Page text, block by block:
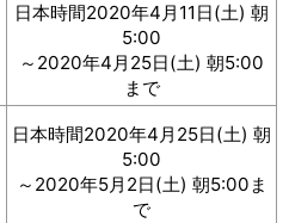
日本時間2020年4月11日(土) 朝
5:00
～2020年4月25日(土) 朝5:00
まで
日本時間2020年4月25日(土) 朝
5:00
～2020年5月2日(土) 朝5:00ま
で